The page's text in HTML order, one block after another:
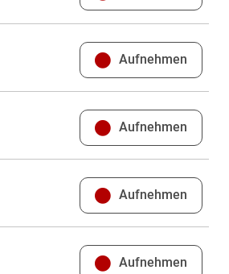
Aufnehmen
Aufnehmen
Aufnehmen
Aufnehmen